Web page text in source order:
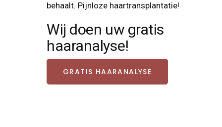
behaalt. Pijnloze haartransplantatie!
Wij doen uw gratis
haaranalyse!
GRATIS HAARANALYSE